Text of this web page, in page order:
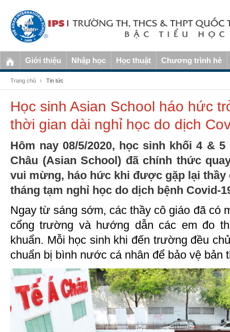
Giới thiệu Nhập học Học thuật Chương trình hè
Trang chủ Tin tức
Học sinh Asian School háo hức
thời gian dài nghỉ học do dịch
Hôm nay 08/5/2020, học sinh khối 4 &
Châu (Asian School) đã chính thức
vui mừng, háo hức khi được gặp lại thầy
tháng tạm nghỉ học do dịch bệnh Covid-
Ngay từ sáng sớm, các thầy cô giáo đã có
cổng trường và hướng dẫn các em đo
khuẩn. Mỗi học sinh khi đến trường đều
chuẩn bị bình nước cá nhân để bảo vệ bản